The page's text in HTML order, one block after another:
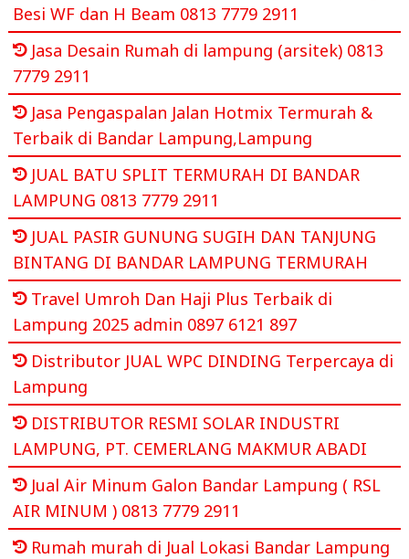
Besi WF dan H Beam 0813 7779 2911
Jasa Desain Rumah di lampung (arsitek) 0813
7779 2911
Jasa Pengaspalan Jalan Hotmix Termurah &
Terbaik di Bandar Lampung,Lampung
JUAL BATU SPLIT TERMURAH DI BANDAR
LAMPUNG 0813 7779 2911
JUAL PASIR GUNUNG SUGIH DAN TANJUNG
BINTANG DI BANDAR LAMPUNG TERMURAH
Travel Umroh Dan Haji Plus Terbaik di
Lampung 2025 admin 0897 6121 897
Distributor JUAL WPC DINDING Terpercaya di
Lampung
DISTRIBUTOR RESMI SOLAR INDUSTRI
LAMPUNG, PT. CEMERLANG MAKMUR ABADI
Jual Air Minum Galon Bandar Lampung ( RSL
AIR MINUM ) 0813 7779 2911
Rumah murah di Jual Lokasi Bandar Lampung